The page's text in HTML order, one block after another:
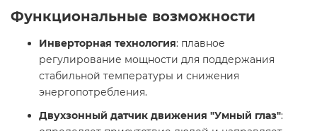
Функциональные возможности
Инверторная технология: плавное
регулирование мощности для поддержания
стабильной температуры и снижения
энергопотребления.
Двухзонный датчик движения "Умный глаз":